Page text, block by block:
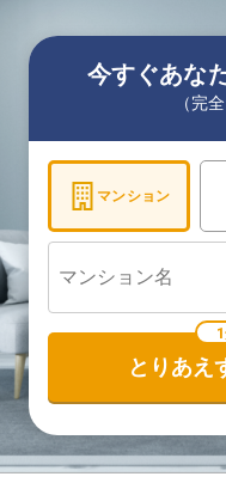
今すぐあな
（完
マンション
とりあえ